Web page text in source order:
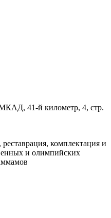
41-й километр, 4, стр.
комплектация и
и олимпийских